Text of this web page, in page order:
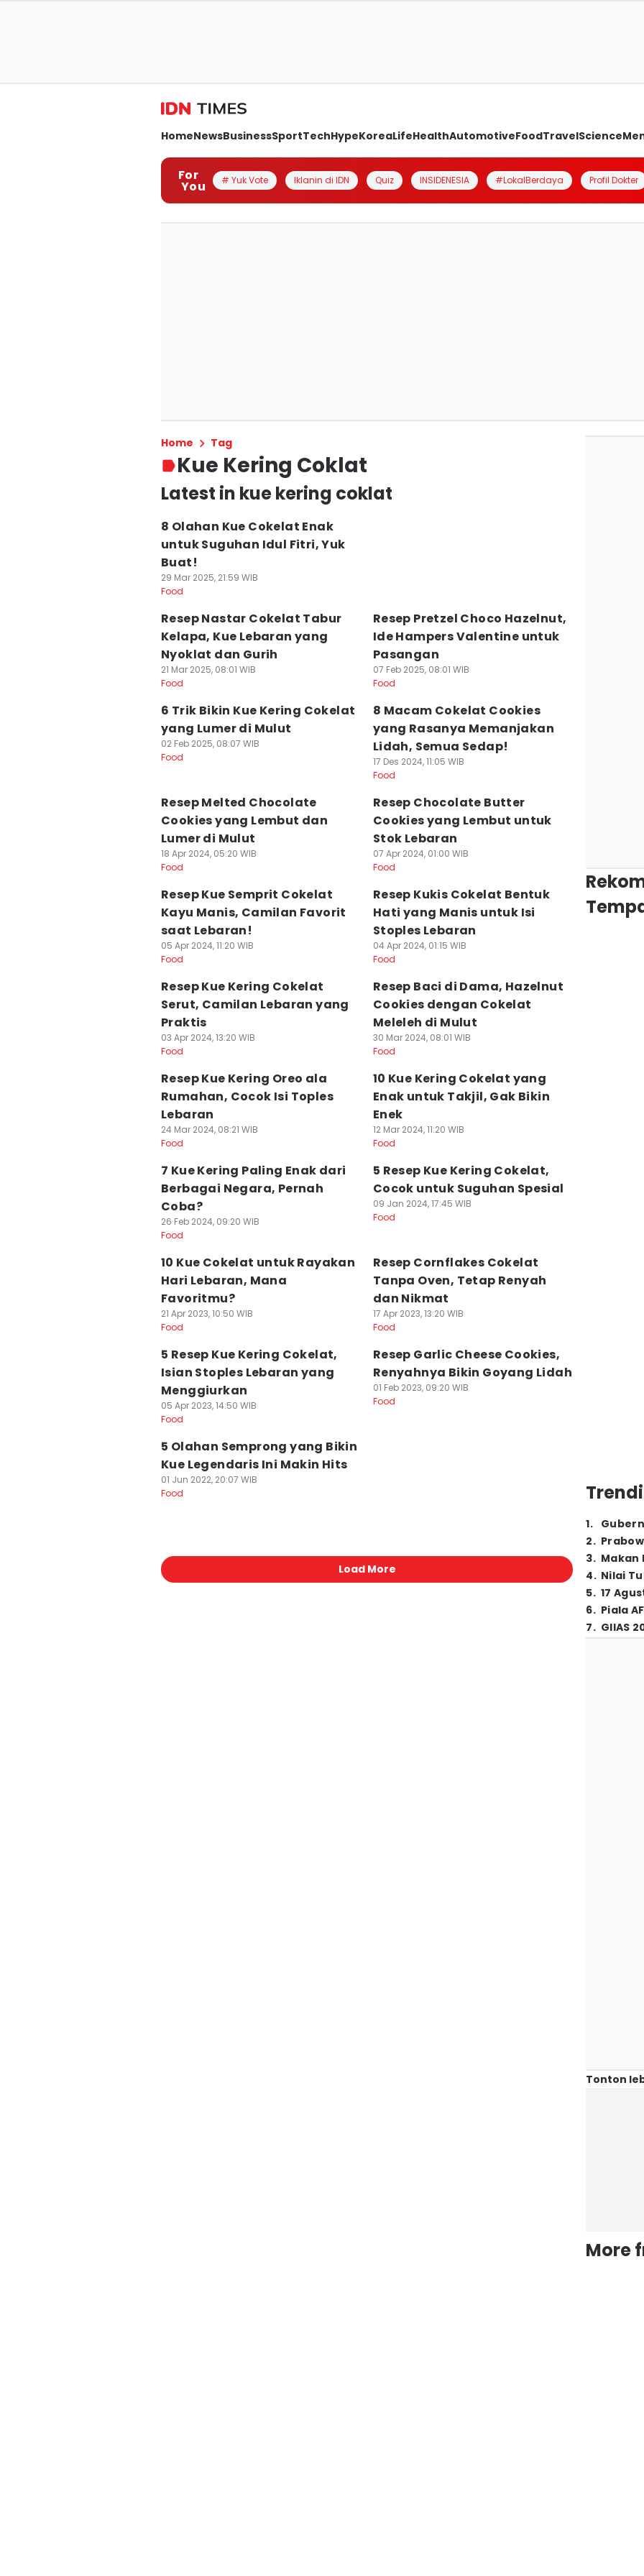
HomeNewsBusinessSportTechHypeKoreaLifeHealthAutomotiveFoodTravelScience
For
You # Yuk Vote Iklanin di IDN Quiz INSIDENESIA #LokalBerdaya Profil Dokter
Home Tag
Kue Kering Coklat
Latest in kue kering coklat
8 Olahan Kue Cokelat Enak
untuk Suguhan Idul Fitri, Yuk
Buat!
29 Mar 2025, 21:59 WIB
Food
Resep Nastar Cokelat Tabur
Kelapa, Kue Lebaran yang
Nyoklat dan Gurih
21 Mar 2025, 08:01 WIB
Food
Resep Pretzel Choco Hazelnut,
Ide Hampers Valentine untuk
Pasangan
07 Feb 2025, 08:01 WIB
Food
6 Trik Bikin Kue Kering Cokelat
yang Lumer di Mulut
02 Feb 2025, 08:07 WIB
Food
8 Macam Cokelat Cookies
yang Rasanya Memanjakan
Lidah, Semua Sedap!
17 Des 2024, 11:05 WIB
Food
Resep Melted Chocolate
Cookies yang Lembut dan
Lumer di Mulut
18 Apr 2024, 05:20 WIB
Food
Resep Chocolate Butter
Cookies yang Lembut untuk
Stok Lebaran
07 Apr 2024, 01:00 WIB
Food
Resep Kue Semprit Cokelat
Kayu Manis, Camilan Favorit
saat Lebaran!
05 Apr 2024, 11:20 WIB
Food
Resep Kukis Cokelat Bentuk
Hati yang Manis untuk Isi
Stoples Lebaran
04 Apr 2024, 01:15 WIB
Food
Resep Kue Kering Cokelat
Serut, Camilan Lebaran yang
Praktis
03 Apr 2024, 13:20 WIB
Food
Resep Baci di Dama, Hazelnut
Cookies dengan Cokelat
Meleleh di Mulut
30 Mar 2024, 08:01 WIB
Food
Resep Kue Kering Oreo ala
Rumahan, Cocok Isi Toples
Lebaran
24 Mar 2024, 08:21 WIB
Food
10 Kue Kering Cokelat yang
Enak untuk Takjil, Gak Bikin
Enek
12 Mar 2024, 11:20 WIB
Food
7 Kue Kering Paling Enak dari
Berbagai Negara, Pernah
Coba?
26 Feb 2024, 09:20 WIB
Food
5 Resep Kue Kering Cokelat,
Cocok untuk Suguhan Spesial
09 Jan 2024, 17:45 WIB
Food
10 Kue Cokelat untuk Rayakan
Hari Lebaran, Mana
Favoritmu?
21 Apr 2023, 10:50 WIB
Food
Resep Cornflakes Cokelat
Tanpa Oven, Tetap Renyah
dan Nikmat
17 Apr 2023, 13:20 WIB
Food
5 Resep Kue Kering Cokelat,
Isian Stoples Lebaran yang
Menggiurkan
05 Apr 2023, 14:50 WIB
Food
Resep Garlic Cheese Cookies,
Renyahnya Bikin Goyang Lidah
01 Feb 2023, 09:20 WIB
Food
5 Olahan Semprong yang Bikin
Kue Legendaris Ini Makin Hits
01 Jun 2022, 20:07 WIB
Food
Load More
1.
2.
3. Makan
4. Nilai
5. 17
6. Piala
7. GIIAS
Tonton
More